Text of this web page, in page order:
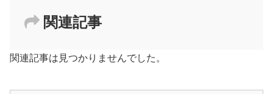
関連記事
関連記事は見つかりませんでした。